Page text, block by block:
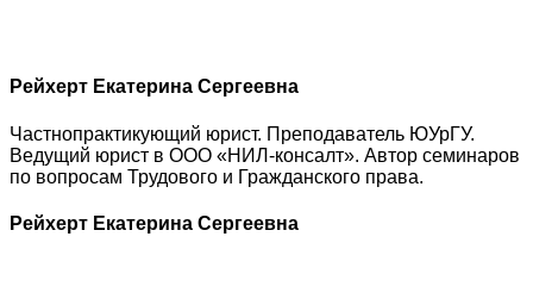
Рейхерт Екатерина Сергеевна
Частнопрактикующий юрист. Преподаватель ЮУрГУ.
Ведущий юрист в ООО «НИЛ-консалт». Автор семинаров
по вопросам Трудового и Гражданского права.
Рейхерт Екатерина Сергеевна